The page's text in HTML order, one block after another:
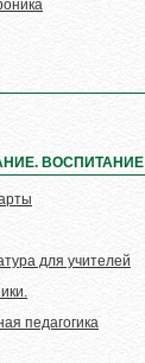
ВОСПИТАНИЕ
для учителей
педагогика